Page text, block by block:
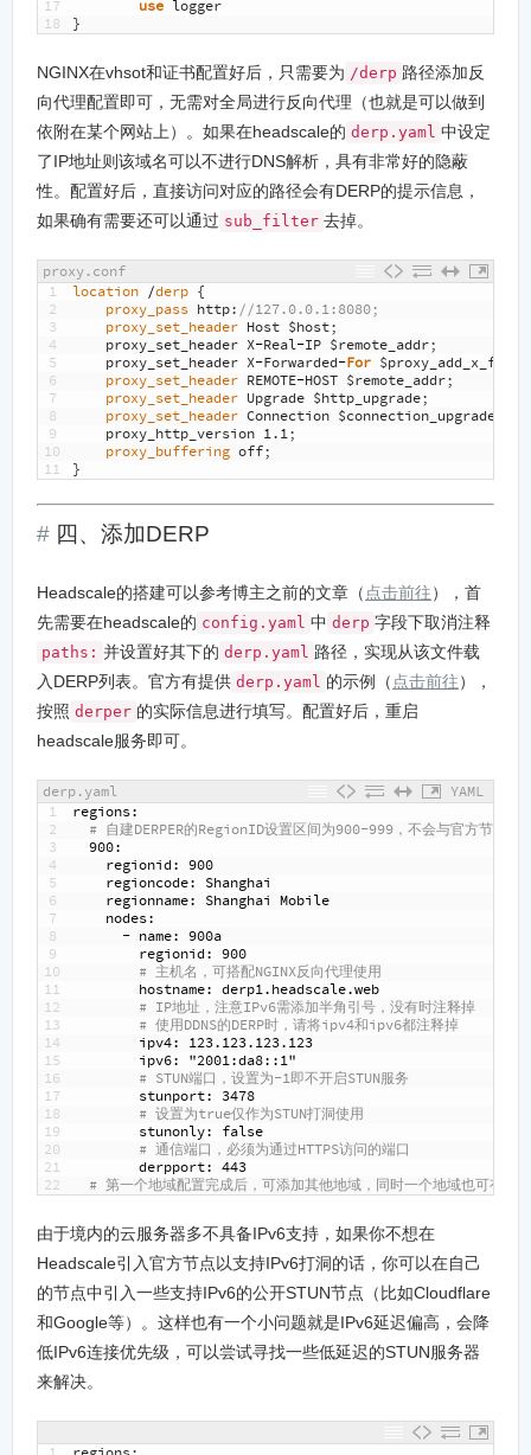
17
18
use logger
}
NGINX在vhsot和证书配置好后，只需要为 /derp 路径添加反
向代理配置即可，无需对全局进行反向代理（也就是可以做到
依附在某个网站上）。如果在headscale的 derp.yaml 中设定
了IP地址则该域名可以不进行DNS解析，具有非常好的隐蔽
性。配置好后，直接访问对应的路径会有DERP的提示信息，
如果确有需要还可以通过 sub_filter 去掉。
proxy.conf
1
2
3
4
5
6
7
8
9
10
11
location /derp {
proxy_pass http://127.0.0.1:8080;
proxy_set_header Host $host;
proxy_set_header X-Real-IP $remote_addr;
proxy_set_header X-Forwarded-For $
proxy_set_header REMOTE-HOST $remote_addr;
proxy_set_header Upgrade $http_upgrade;
proxy_set_header Connection $connection_upgrade
proxy_http_version 1.1;
proxy_buffering off;
}
四、添加DERP
Headscale的搭建可以参考博主之前的文章（ 点击前往），首
先需要在headscale的 config.yaml 中 derp 字段下取消注释
paths: 并设置好其下的 derp.yaml 路径，实现从该文件载
入DERP列表。官方有提供 derp.yaml 的示例（ 点击前往），
按照 derper 的实际信息进行填写。配置好后，重启
headscale服务即可。
derp.yaml
YAML
1
2
3
4
5
6
7
8
9
10
11
12
13
14
15
16
17
18
19
20
21
22
regions:
# 自建DERPER的RegionID设置区间为900-999，不会与官方节点冲
900:
regionid: 900
regioncode: Shanghai
regionname: Shanghai Mobile
nodes:
- name: 900a
regionid: 900
# 主机名，可搭配NGINX反向代理使用
hostname: derp1.headscale.web
# IP地址，注意IPv6需添加半角引号，没有时注释掉
# 使用DDNS的DERP时，请将ipv4和ipv6都注释掉
ipv4: 123.123.123.123
ipv6: "2001:da8: :1"
# STUN端口，设置为-1即不开启STUN服务
stunport: 3478
# 设置为true仅作为STUN打洞使用
stunonly: false
# 通信端口，必须为通过HTTPS访问的端口
derpport: 443
# 第一个地域配置完成后，可添加其他地域，同时一个地域也可有多
由于境内的云服务器多不具备IPv6支持，如果你不想在
Headscale引入官方节点以支持IPv6打洞的话，你可以在自己
的节点中引入一些支持IPv6的公开STUN节点（比如Cloudflare
和Google等）。这样也有一个小问题就是IPv6延迟偏高，会降
低IPv6连接优先级，可以尝试寻找一些低延迟的STUN服务器
来解决。